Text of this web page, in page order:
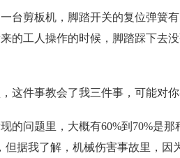
台剪板机，脚踏开关的复位弹簧
的工人操作的时候，脚踏踩下
这件事教会了我三件事，可能对你
的问题里，大概有60%到70%是
据我了解，机械伤害事故里，因